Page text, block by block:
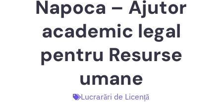
Napoca – Ajutor
academic legal
pentru Resurse
umane
Lucrarări de Licență